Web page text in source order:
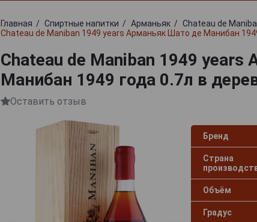
Главная Спиртные напитки Арманьяк
Chateau de
Chateau de Maniban 1949 years Арманьяк Шато де Манибан
Chateau de Maniban 1949
Манибан 1949 года 0.7л в
Оставить отзыв
Бренд
Страна
Объём
Градус